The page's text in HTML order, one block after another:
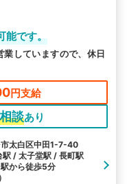
能です。
していますので、休日
円支給
談あり
太白区中田1-7-40
駅 / 太子堂駅 / 長町駅
から徒歩5分